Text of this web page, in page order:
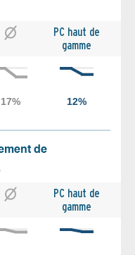
PC haut de
gamme
de
PC haut de
gamme